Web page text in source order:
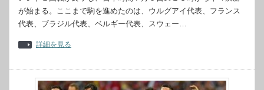
が始まる。ここまで駒を進めたのは、ウルグアイ代表、フランス
代表、ブラジル代表、ベルギー代表、スウェー…
詳細を見る